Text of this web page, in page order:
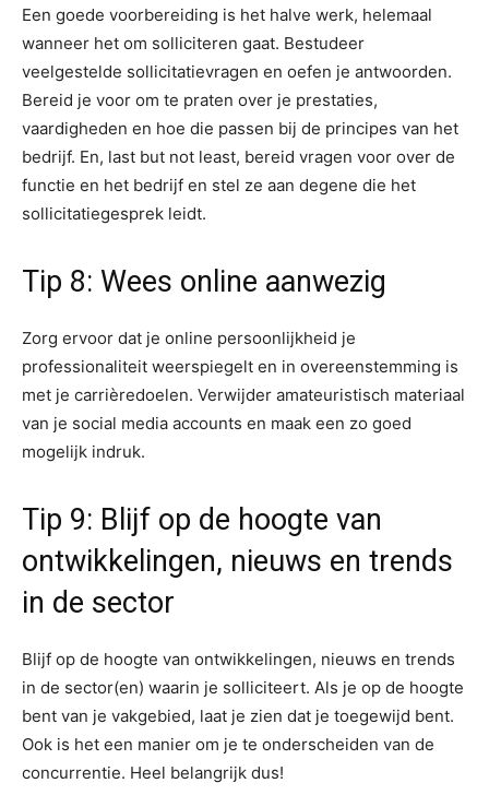
Een goede voorbereiding is het halve werk, helemaal
wanneer het om solliciteren gaat. Bestudeer
veelgestelde sollicitatievragen en oefen je antwoorden.
Bereid je voor om te praten over je prestaties,
vaardigheden en hoe die passen bij de principes van het
bedrijf. En, last but not least, bereid vragen voor over de
functie en het bedrijf en stel ze aan degene die het
sollicitatiegesprek leidt.
Tip 8: Wees online aanwezig
Zorg ervoor dat je online persoonlijkheid je
professionaliteit weerspiegelt en in overeenstemming is
met je carrièredoelen. Verwijder amateuristisch materiaal
van je social media accounts en maak een zo goed
mogelijk indruk.
Tip 9: Blijf op de hoogte van
ontwikkelingen, nieuws en trends
in de sector
Blijf op de hoogte van ontwikkelingen, nieuws en trends
in de sector(en) waarin je solliciteert. Als je op de hoogte
bent van je vakgebied, laat je zien dat je toegewijd bent.
Ook is het een manier om je te onderscheiden van de
concurrentie. Heel belangrijk dus!